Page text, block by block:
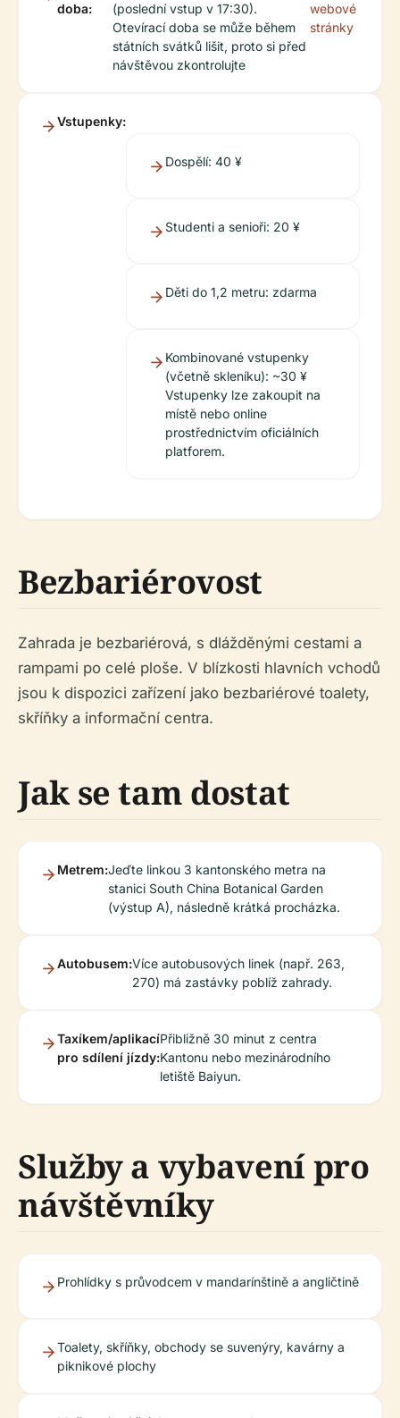
doba:
(poslední vstup v 17:30).
Otevírací doba se může během
státních svátků lišit, proto si před
návštěvou zkontrolujte
webové
stránky
Vstupenky:
Dospělí: 40 ¥
Studenti a senioři: 20 ¥
Děti do 1,2 metru: zdarma
Kombinované vstupenky
(včetně skleníku): ~30 ¥
Vstupenky lze zakoupit na
místě nebo online
prostřednictvím oficiálních
platforem.
Bezbariérovost
Zahrada je bezbariérová, s dlážděnými cestami a
rampami po celé ploše. V blízkosti hlavních vchodů
jsou k dispozici zařízení jako bezbariérové toalety,
skříňky a informační centra.
Jak se tam dostat
Metrem:Jeďte linkou 3 kantonského metra na
stanici South China Botanical Garden
(výstup A), následně krátká procházka.
Autobusem:Více autobusových linek (např. 263,
270) má zastávky poblíž zahrady.
Taxíkem/aplikací
pro sdílení jízdy:
Přibližně 30 minut z centra
Kantonu nebo mezinárodního
letiště Baiyun.
Služby a vybavení pro
návštěvníky
Prohlídky s průvodcem v mandarínštině a angličtině
Toalety, skříňky, obchody se suvenýry, kavárny a
piknikové plochy